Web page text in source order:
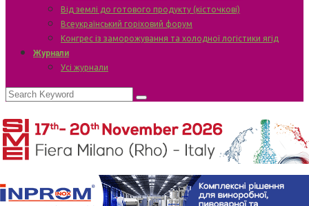
Від землі до готового продукту (кісточкові)
Всеукраїнський горіховий форум
Конгрес із заморожування та холодної логістики ягід
Журнали
Усі журнали